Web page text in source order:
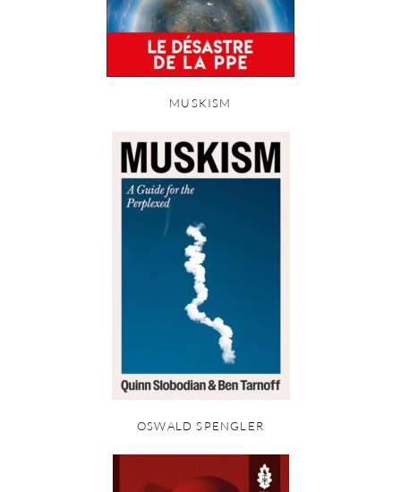
MUSKISM
OSWALD SPENGLER